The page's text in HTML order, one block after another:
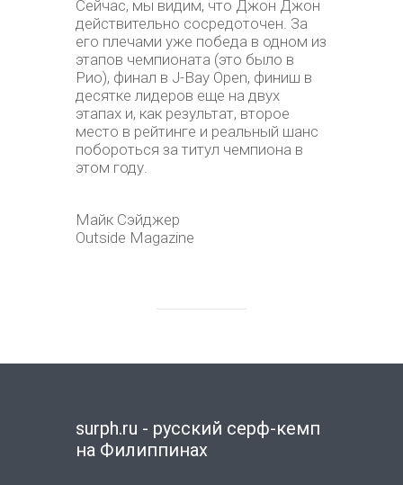
Сейчас, мы видим, что Джон Джон
действительно сосредоточен. За
его плечами уже победа в одном из
этапов чемпионата (это было в
Рио), финал в J-Bay Open, финиш в
десятке лидеров еще на двух
этапах и, как результат, второе
место в рейтинге и реальный шанс
побороться за титул чемпиона в
этом году.
Майк Сэйджер
Outside Magazine
surph.ru - русский серф-кемп
на Филиппинах